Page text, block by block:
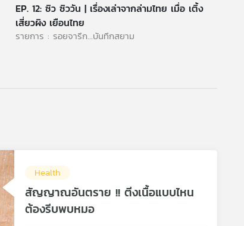
EP. 12: ซิว ซิววัน | เรื่องเล่าจากล่ามไทย เมื่อ เติ้ง
เสี่ยวผิง เยือนไทย
รายการ : รอยจารึก...บันทึกสยาม
Health
สัญญาณอันตราย !! ติ่งเนื้อแบบไหน
ต้องรีบพบหมอ